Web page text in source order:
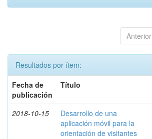
Anterior
Resultados por ítem:
Fecha de
publicación
Título
2018-10-15
Desarrollo de una
aplicación móvil para la
orientación de visitantes